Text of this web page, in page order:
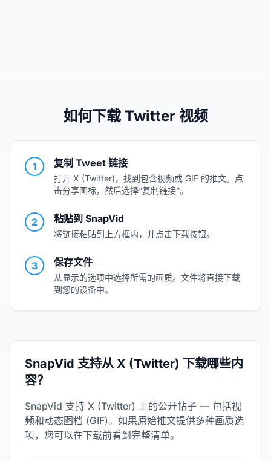
如何下载 Twitter 视频
1 复制 Tweet 链接
打开 X (Twitter)，找到包含视频或 GIF 的推文。点
击分享图标，然后选择“复制链接”。
2 粘贴到 SnapVid
将链接粘贴到上方框内，并点击下载按钮。
3 保存文件
从显示的选项中选择所需的画质。文件将直接下载
到您的设备中。
SnapVid 支持从 X (Twitter) 下载哪些内
容？
SnapVid 支持 X (Twitter) 上的公开帖子 — 包括视
频和动态图档 (GIF)。如果原始推文提供多种画质选
项，您可以在下载前看到完整清单。